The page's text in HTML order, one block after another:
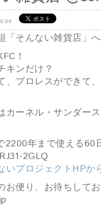
「そんない雑貨店」
！
キンだけ？
、プロレスができて
カーネル・サンダー
2200年まで使える60
2GLQ
いプロジェクトHPか
お便り、お待ちしてお